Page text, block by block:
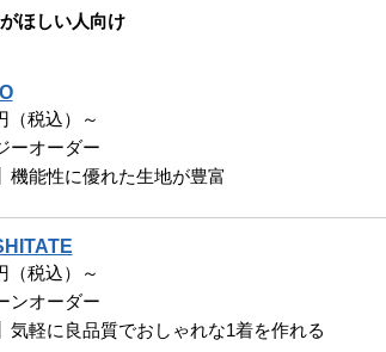
ほしい人向け
（税込）～
ーオーダー
機能性に優れた生地が豊富
（税込）～
ンオーダー
気軽に良品質でおしゃれな1着を作れる